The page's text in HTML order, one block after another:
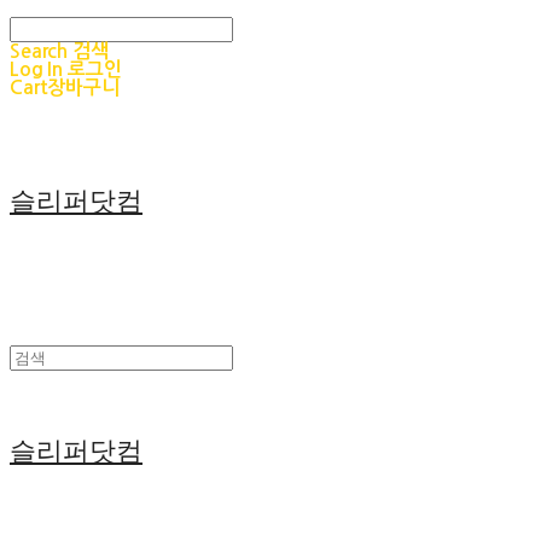
Search 검색
Log In 로그인
Cart장바구니
슬리퍼닷컴
슬리퍼닷컴